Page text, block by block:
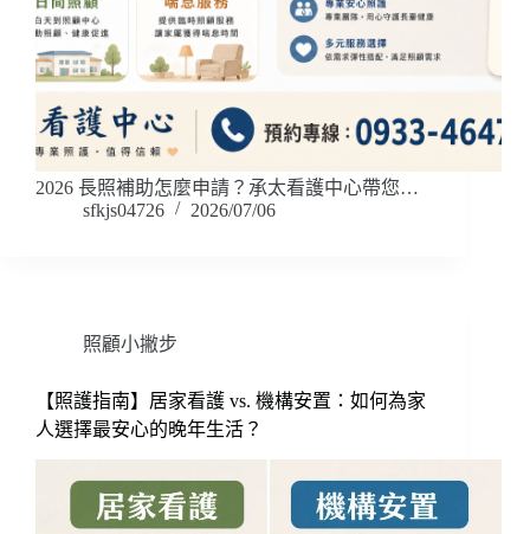
2026 長照補助怎麼申請？承太看護中心帶您…
sfkjs04726
2026/07/06
照顧小撇步
【照護指南】居家看護 vs. 機構安置：如何為家
人選擇最安心的晚年生活？